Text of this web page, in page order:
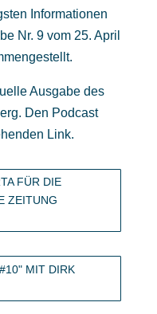
Informationen
Nr. 9 vom 25. April
Ausgabe des
Den Podcast
Link.
FÜR DIE
ZEITUNG
MIT DIRK